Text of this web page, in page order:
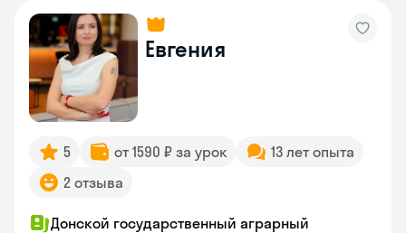
Евгения
5 от 1590 ₽ за урок
13 лет опыта
2 отзыва
Донской государственный аграрный